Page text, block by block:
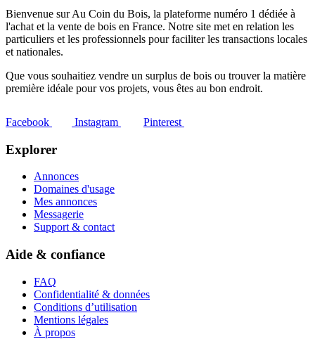
Bienvenue sur Au Coin du Bois, la plateforme numéro 1 dédiée à
l'achat et la vente de bois en France. Notre site met en relation les
particuliers et les professionnels pour faciliter les transactions locales
et nationales.
Que vous souhaitiez vendre un surplus de bois ou trouver la matière
première idéale pour vos projets, vous êtes au bon endroit.
Facebook Instagram Pinterest
Explorer
Annonces
Domaines d'usage
Mes annonces
Messagerie
Support & contact
Aide & confiance
FAQ
Confidentialité & données
Conditions d’utilisation
Mentions légales
À propos